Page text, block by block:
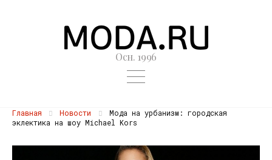
Осн. 1996
Главная Новости
Мода на урбанизм: городская
эклектика на шоу Michael Kors